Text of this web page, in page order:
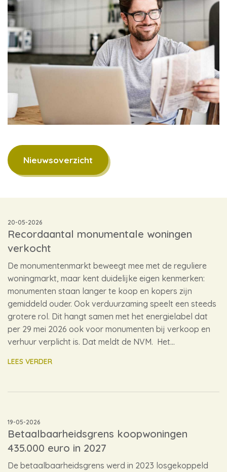
Nieuwsoverzicht
20-05-2026
Recordaantal monumentale woningen
verkocht
De monumentenmarkt beweegt mee met de reguliere
woningmarkt, maar kent duidelijke eigen kenmerken:
monumenten staan langer te koop en kopers zijn
gemiddeld ouder. Ook verduurzaming speelt een steeds
grotere rol. Dit hangt samen met het energielabel dat
per 29 mei 2026 ook voor monumenten bij verkoop en
verhuur verplicht is. Dat meldt de NVM. Het…
LEES VERDER
19-05-2026
Betaalbaarheidsgrens koopwoningen
435.000 euro in 2027
De betaalbaarheidsgrens werd in 2023 losgekoppeld